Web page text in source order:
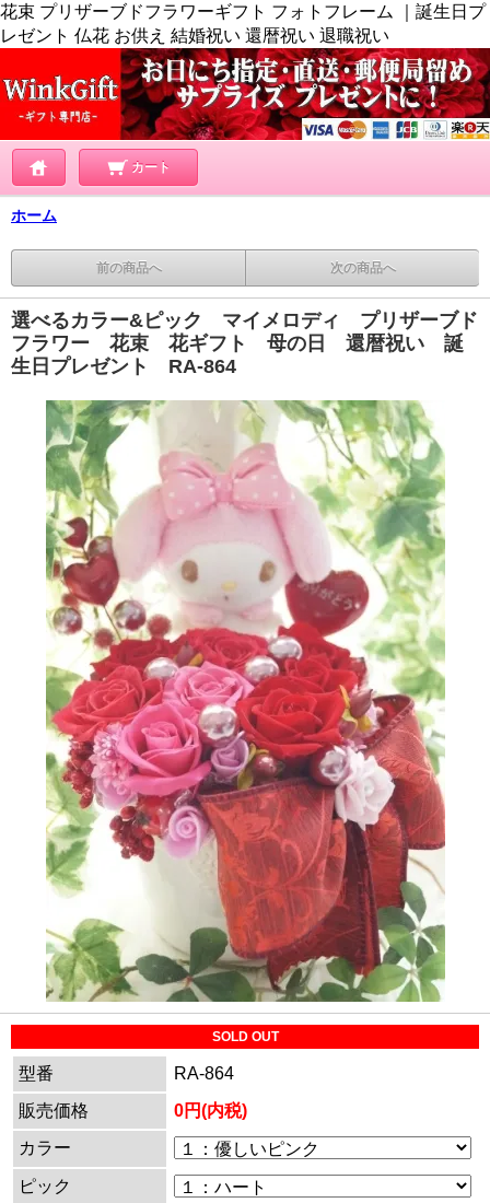
花束 プリザーブドフラワーギフト フォトフレーム ｜誕生日プ
レゼント 仏花 お供え 結婚祝い 還暦祝い 退職祝い
カート
ホーム
前の商品へ 次の商品へ
選べるカラー&ピック マイメロディ プリザーブド
フラワー 花束 花ギフト 母の日 還暦祝い 誕
生日プレゼント RA-864
SOLD OUT
型番
RA-864
販売価格
0円(内税)
カラー
ピック